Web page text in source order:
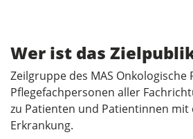
Wer ist das
Zeilgruppe des MAS Onkologische
Pflegefachpersonen aller
zu Patienten und Patientinnen mit
Erkrankung.